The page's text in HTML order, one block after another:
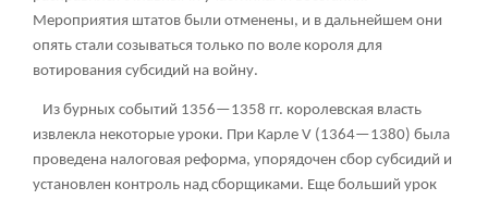
Мероприятия штатов были отменены, и в дальнейшем они
опять стали созываться только по воле короля для
вотирования субсидий на войну.
Из бурных событий 1356—1358 гг. королевская власть
извлекла некоторые уроки. При Карле V (1364—1380) была
проведена налоговая реформа, упорядочен сбор субсидий и
установлен контроль над сборщиками. Еще больший урок